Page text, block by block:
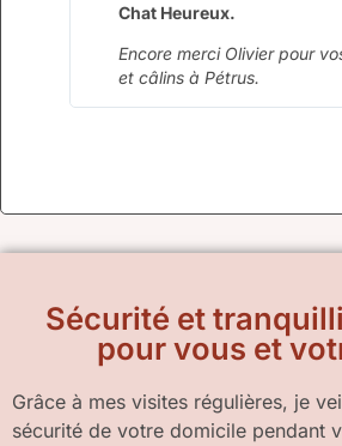
Chat Heureux.
Encore merci Olivier pour
et câlins à Pétrus.
Sécurité et
pour vous et
Grâce à mes visites régulières, je
sécurité de votre domicile pendant